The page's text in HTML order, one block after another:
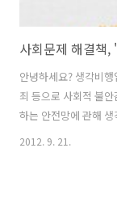
사회문제 해결책
안녕하세요? 생각비
죄 등으로 사회적 불
하는 안전망에 관해
마 전 우리나라 국민의
문을 보면, 한국은 자
2012. 9. 21.